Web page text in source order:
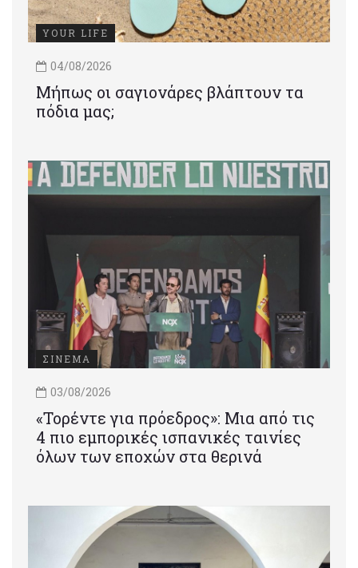
YOUR LIFE
04/08/2026
Μήπως οι σαγιονάρες βλάπτουν τα
πόδια μας;
ΣΙΝΕΜΑ
03/08/2026
«Τορέντε για πρόεδρος»: Mια από τις
4 πιο εμπορικές ισπανικές ταινίες
όλων των εποχών στα θερινά